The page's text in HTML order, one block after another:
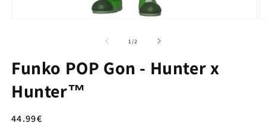
1/su
2
Funko POP Gon - Hunter x
Hunter™
Prezzo
44.99€